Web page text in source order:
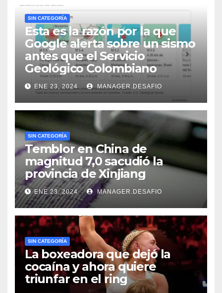
SIN CATEGORÍA
Esta es la razón por la que
Google alerta sobre un sismo
antes que el Servicio
Geológico Colombiano
ENE 23, 2024 MANAGER.DESAFIO
SIN CATEGORÍA
Temblor en China de
magnitud 7,0 sacudió la
provincia de Xinjiang
ENE 23, 2024 MANAGER.DESAFIO
SIN CATEGORÍA
La boxeadora que dejó la
cocaína y ahora quiere
triunfar en el ring​